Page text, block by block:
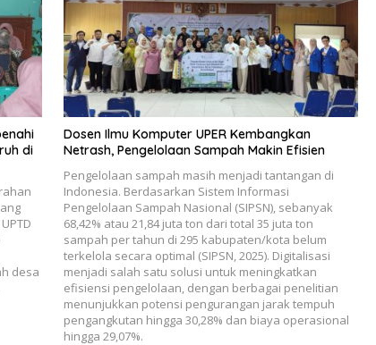
di
desa
Dosen Ilmu Komputer UPER Kembangkan
Netrash, Pengelolaan Sampah Makin Efisien
Pengelolaan sampah masih menjadi tantangan di
Indonesia. Berdasarkan Sistem Informasi
Pengelolaan Sampah Nasional (SIPSN), sebanyak
68,42% atau 21,84 juta ton dari total 35 juta ton
sampah per tahun di 295 kabupaten/kota belum
terkelola secara optimal (SIPSN, 2025). Digitalisasi
menjadi salah satu solusi untuk meningkatkan
efisiensi pengelolaan, dengan berbagai penelitian
menunjukkan potensi pengurangan jarak tempuh
pengangkutan hingga 30,28% dan biaya operasional
hingga 29,07%.